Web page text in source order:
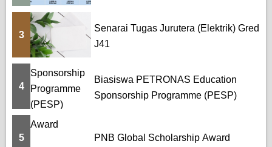
3
Senarai Tugas Jurutera (Elektrik) Gred
J41
4
Biasiswa PETRONAS Education
Sponsorship Programme (PESP)
5 PNB Global Scholarship Award